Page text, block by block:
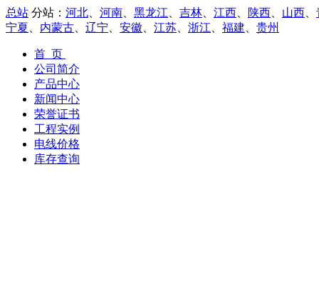
总站 分站： 河北 河南 黑龙江 吉林 江西 陕西 山西
宁夏
内蒙古 辽宁 安徽 江苏 浙江 福建 贵州
首 页
公司简介
产品中心
新闻中心
荣誉证书
工程实例
电线价格
库存查询